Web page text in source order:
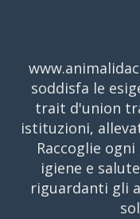
soddisfa le
trait d'union
istituzioni,
Raccoglie
igiene e
riguardanti gli